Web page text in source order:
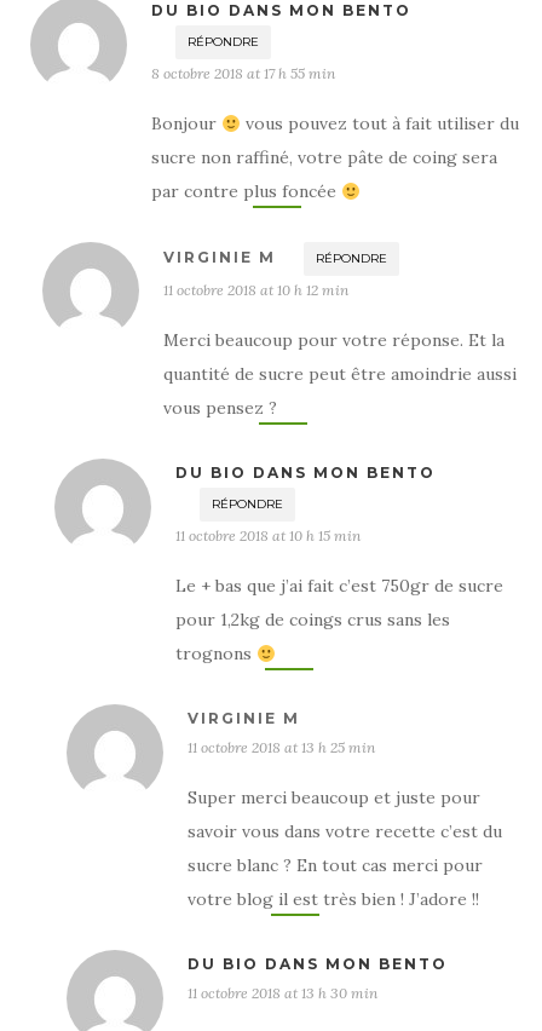
DU BIO DANS MON BENTO
RÉPONDRE
8 octobre 2018 at 17 h 55 min
Bonjour
vous pouvez tout à fait utiliser du
sucre non raffiné, votre pâte de coing sera
par contre plus foncée
VIRGINIE M RÉPONDRE
11 octobre 2018 at 10 h 12 min
Merci beaucoup pour votre réponse. Et la
quantité de sucre peut être amoindrie aussi
vous pensez ?
DU BIO DANS MON BENTO
RÉPONDRE
11 octobre 2018 at 10 h 15 min
Le + bas que j’ai fait c’est 750gr de sucre
pour 1,2kg de coings crus sans les
trognons
VIRGINIE M
11 octobre 2018 at 13 h 25 min
Super merci beaucoup et juste pour
savoir vous dans votre recette c’est du
sucre blanc ? En tout cas merci pour
votre blog il est très bien ! J’adore !!
DU BIO DANS MON BENTO
11 octobre 2018 at 13 h 30 min